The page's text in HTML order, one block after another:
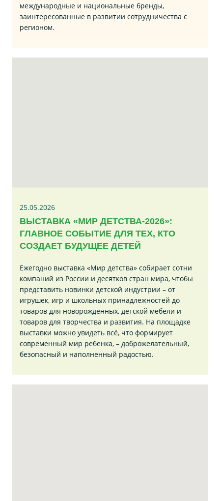
международные и национальные бренды,
заинтересованные в развитии сотрудничества с
регионом.
25.05.2026
ВЫСТАВКА «МИР ДЕТСТВА-2026»:
ГЛАВНОЕ СОБЫТИЕ ДЛЯ ТЕХ, КТО
СОЗДАЕТ БУДУЩЕЕ ДЕТЕЙ
Ежегодно выставка «Мир детства» собирает сотни
компаний из России и десятков стран мира, чтобы
представить новинки детской индустрии – от
игрушек, игр и школьных принадлежностей до
товаров для новорожденных, детской мебели и
товаров для творчества и развития. На площадке
выставки можно увидеть всё, что формирует
современный мир ребенка, – доброжелательный,
безопасный и наполненный радостью.